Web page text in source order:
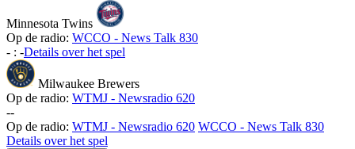
Minnesota Twins
Op de radio: WCCO - News Talk 830
- : -Details over het spel
Milwaukee Brewers
Op de radio: WTMJ - Newsradio 620
--
Op de radio: WTMJ - Newsradio 620 WCCO - News Talk 830
Details over het spel